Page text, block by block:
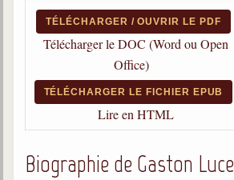
Qu'est-ce que c'est ?
Les bases du spiritisme
Philosophie
La doctrine d'Allan Kardec
Esprits
TÉLÉCHARGER / OUVRIR LE PDF
Télécharger le DOC (Word ou Open
Office)
TÉLÉCHARGER LE FICHIER EPUB
Lire en HTML
Biographie de Gaston Luce